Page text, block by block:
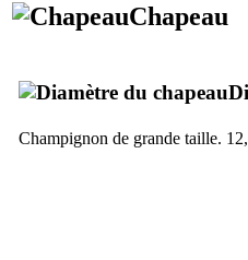
Chapeau
Champignon de grande taille.